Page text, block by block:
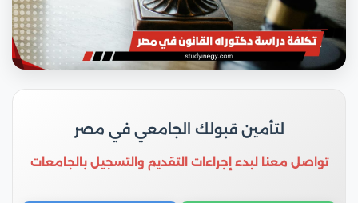
لتأمين قبولك الجامعي في مصر
تواصل معنا لبدء إجراءات التقديم والتسجيل بالجامعات